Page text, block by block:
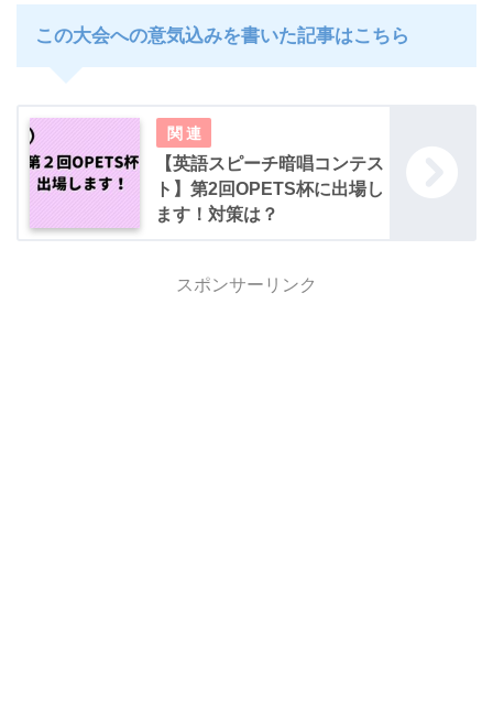
この大会への意気込みを書いた記事はこちら
【英語スピーチ暗唱コンテス
ト】第2回OPETS杯に出場し
ます！対策は？
スポンサーリンク